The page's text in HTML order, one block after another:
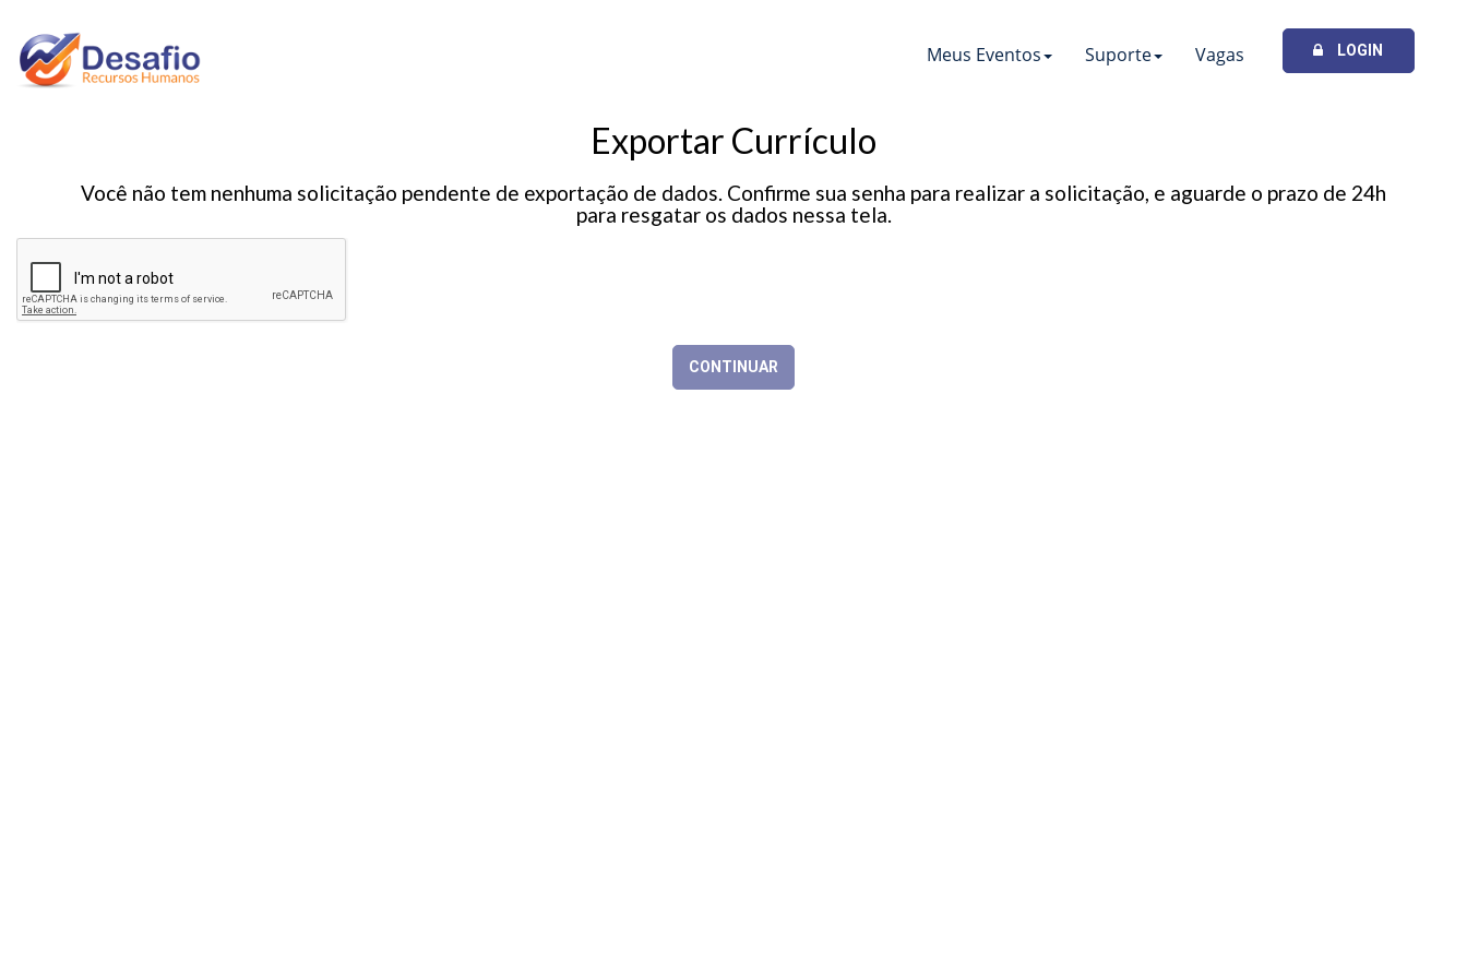
Meus Eventos Suporte Vagas LOGIN
Exportar Currículo
Você não tem nenhuma solicitação pendente de exportação de dados. Confirme sua senha para realizar a solicitação, e aguarde o prazo de 24h
para resgatar os dados nessa tela.